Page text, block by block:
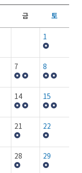
금 토
1
7 8
14 15
21 22
28 29